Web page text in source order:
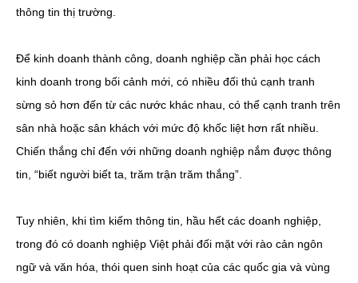
thông tin thị trường.
Để kinh doanh thành công, doanh nghiệp cần phải học cách
kinh doanh trong bối cảnh mới, có nhiều đối thủ cạnh tranh
sừng sỏ hơn đến từ các nước khác nhau, có thể cạnh tranh trên
sân nhà hoặc sân khách với mức độ khốc liệt hơn rất nhiều.
Chiến thắng chỉ đến với những doanh nghiệp nắm được thông
tin, “biết người biết ta, trăm trận trăm thắng”.
Tuy nhiên, khi tìm kiếm thông tin, hầu hết các doanh nghiệp,
trong đó có doanh nghiệp Việt phải đối mặt với rào cản ngôn
ngữ và văn hóa, thói quen sinh hoạt của các quốc gia và vùng